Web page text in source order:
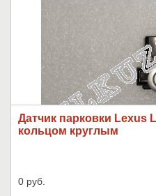
Датчик парковки Lexus
кольцом круглым
0 руб.